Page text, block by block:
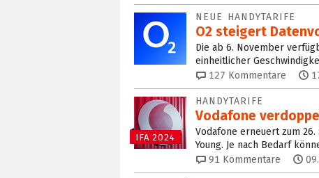
NEUE HANDYTARIFE
O2 steigert
Die ab 6. November
einheitlicher
127 Kommentare
IFA 2024
HANDYTARIFE
Vodafone
Vodafone erneuert zum
Young. Je nach Bedarf
91 Kommentare